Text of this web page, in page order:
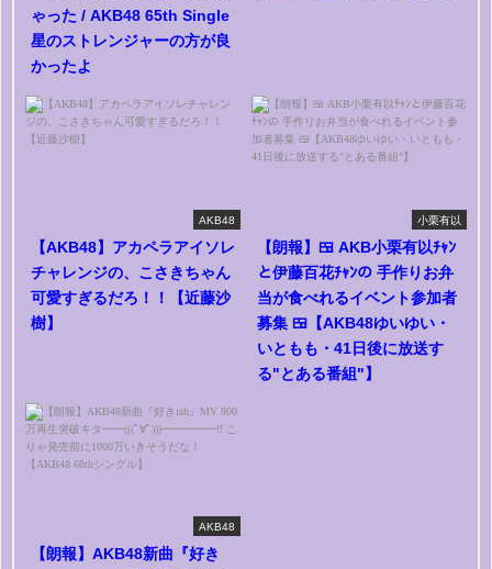
ゃった / AKB48 65th Single
星のストレンジャーの方が良
かったよ
AKB48
【AKB48】アカペラアイソレ
チャレンジの、こさきちゃん
可愛すぎるだろ！！【近藤沙
樹】
小栗有以
【朗報】🍱 AKB小栗有以ﾁｬﾝ
と伊藤百花ﾁｬﾝの 手作りお弁
当が食べれるイベント参加者
募集 🍱【AKB48ゆいゆい・
いともも・41日後に放送す
る"とある番組"】
AKB48
【朗報】AKB48新曲『好き